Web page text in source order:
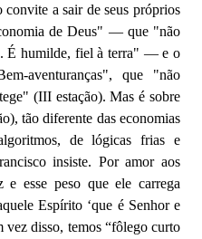
a sair de seus próprios
de Deus" — que "não
É humilde, fiel à terra" — e o
aventuranças", que "não
(III estação). Mas é sobre
tão diferente das economias
de lógicas frias e
insiste. Por amor aos
e esse peso que ele carrega
Espírito ‘que é Senhor e
vez disso, temos “fôlego curto